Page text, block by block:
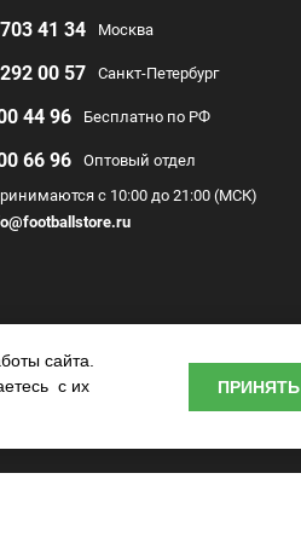
41 34
Москва
00 57 Санкт-Петербург
44 96 Бесплатно по РФ
66 96
Оптовый отдел
с 10:00 до 21:00 (МСК)
сайта.
с их
ПРИНЯТЬ